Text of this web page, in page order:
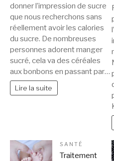
donner l’impression de sucre
que nous recherchons sans
réellement avoir les calories
du sucre. De nombreuses
personnes adorent manger
sucré, cela va des céréales
aux bonbons en passant par…
Lire la suite
SANTÉ
Traitement